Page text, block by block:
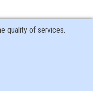
quality of services.